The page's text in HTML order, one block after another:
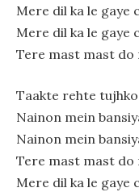
Mere dil ka le gaye
Mere dil ka le gaye
Tere mast mast do
Taakte rehte
Nainon mein
Nainon mein
Tere mast mast do
Mere dil ka le gaye